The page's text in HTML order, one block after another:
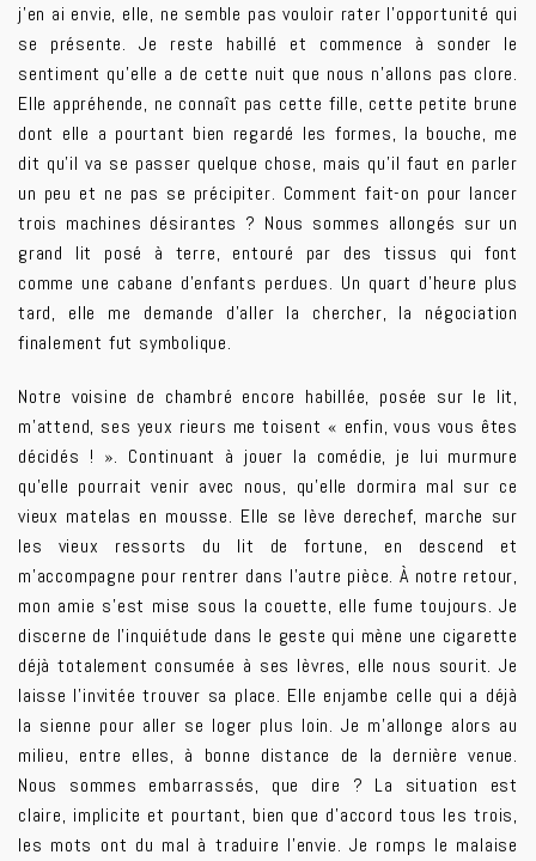
j’en ai envie, elle, ne semble pas vouloir rater l’opportunité qui
se présente. Je reste habillé et commence à sonder le
sentiment qu’elle a de cette nuit que nous n’allons pas clore.
Elle appréhende, ne connaît pas cette fille, cette petite brune
dont elle a pourtant bien regardé les formes, la bouche, me
dit qu’il va se passer quelque chose, mais qu’il faut en parler
un peu et ne pas se précipiter. Comment fait-on pour lancer
trois machines désirantes ? Nous sommes allongés sur un
grand lit posé à terre, entouré par des tissus qui font
comme une cabane d’enfants perdues. Un quart d’heure plus
tard, elle me demande d’aller la chercher, la négociation
finalement fut symbolique.
Notre voisine de chambré encore habillée, posée sur le lit,
m’attend, ses yeux rieurs me toisent « enfin, vous vous êtes
décidés ! ». Continuant à jouer la comédie, je lui murmure
qu’elle pourrait venir avec nous, qu’elle dormira mal sur ce
vieux matelas en mousse. Elle se lève derechef, marche sur
les vieux ressorts du lit de fortune, en descend et
m’accompagne pour rentrer dans l’autre pièce. À notre retour,
mon amie s’est mise sous la couette, elle fume toujours. Je
discerne de l’inquiétude dans le geste qui mène une cigarette
déjà totalement consumée à ses lèvres, elle nous sourit. Je
laisse l’invitée trouver sa place. Elle enjambe celle qui a déjà
la sienne pour aller se loger plus loin. Je m’allonge alors au
milieu, entre elles, à bonne distance de la dernière venue.
Nous sommes embarrassés, que dire ? La situation est
claire, implicite et pourtant, bien que d’accord tous les trois,
les mots ont du mal à traduire l’envie. Je romps le malaise